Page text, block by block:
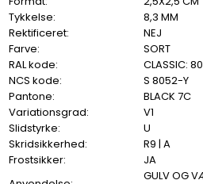
Tykkelse:
8,3 MM
Rektificeret:
NEJ
Farve:
SORT
RAL kode:
CLASSIC:
NCS kode:
S 8052-Y
Pantone:
BLACK 7C
Variationsgrad:
V1
Slidstyrke:
U
Skridsikkerhed:
R9 | A
Frostsikker:
JA
GULV OG